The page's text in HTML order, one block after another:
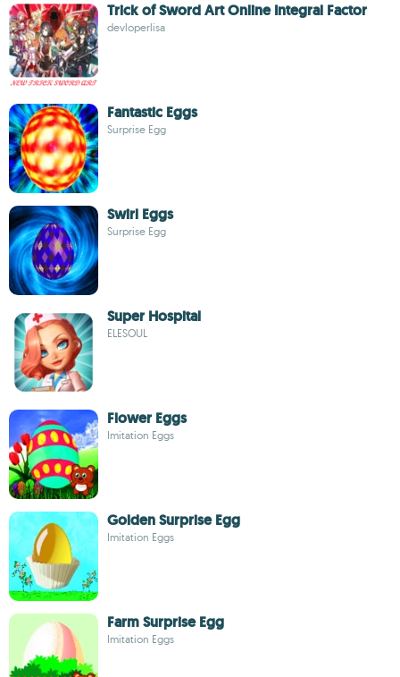
Trick of Sword Art Online Integral Factor
devloperlisa
Fantastic Eggs
Surprise Egg
Swirl Eggs
Surprise Egg
Super Hospital
ELESOUL
Flower Eggs
Imitation Eggs
Golden Surprise Egg
Imitation Eggs
Farm Surprise Egg
Imitation Eggs